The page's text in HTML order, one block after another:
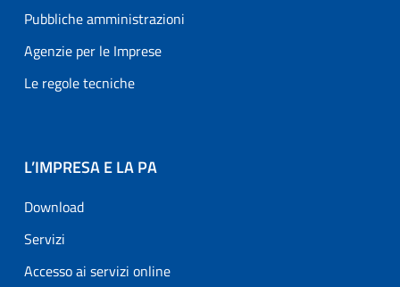
Pubbliche amministrazioni
Agenzie per le Imprese
Le regole tecniche
L’IMPRESA E LA PA
Download
Servizi
Accesso ai servizi online